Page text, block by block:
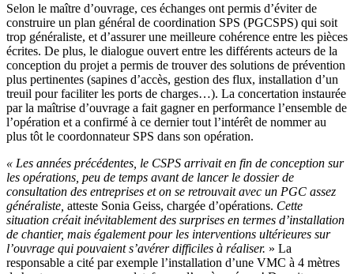
Selon le maître d’ouvrage, ces échanges ont permis d’éviter de
construire un plan général de coordination SPS (PGCSPS) qui soit
trop généraliste, et d’assurer une meilleure cohérence entre les pièces
écrites. De plus, le dialogue ouvert entre les différents acteurs de la
conception du projet a permis de trouver des solutions de prévention
plus pertinentes (sapines d’accès, gestion des flux, installation d’un
treuil pour faciliter les ports de charges…). La concertation instaurée
par la maîtrise d’ouvrage a fait gagner en performance l’ensemble de
l’opération et a confirmé à ce dernier tout l’intérêt de nommer au
plus tôt le coordonnateur SPS dans son opération.
« Les années précédentes, le CSPS arrivait en fin de conception sur
les opérations, peu de temps avant de lancer le dossier de
consultation des entreprises et on se retrouvait avec un PGC assez
généraliste, atteste Sonia Geiss, chargée d’opérations. Cette
situation créait inévitablement des surprises en termes d’installation
de chantier, mais également pour les interventions ultérieures sur
l’ouvrage qui pouvaient s’avérer difficiles à réaliser. » La
responsable a cité par exemple l’installation d’une VMC à 4 mètres